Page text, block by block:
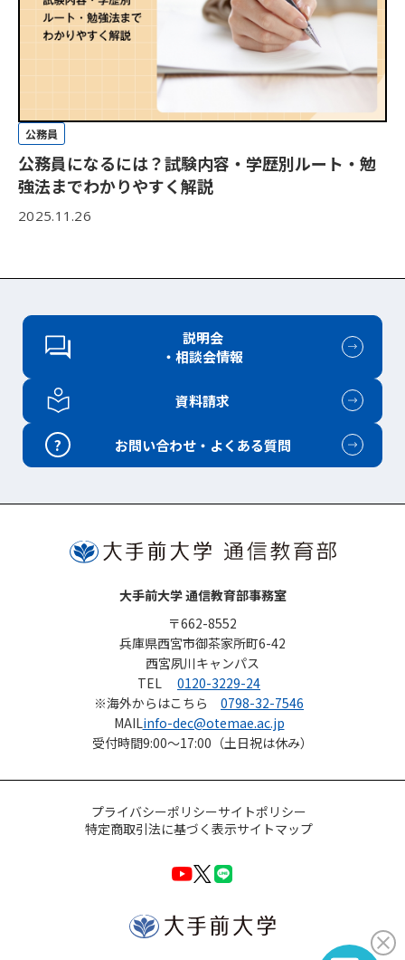
公務員
公務員になるには？試験内容・学歴別ルート・勉
強法までわかりやすく解説
2025.11.26
説明会
・相談会情報
資料請求
? お問い合わせ・よくある質問
大手前大学 通信教育部事務室
〒662-8552
兵庫県西宮市御茶家所町6-42
西宮夙川キャンパス
TEL
0120-3229-24
※海外からはこちら 0798-32-7546
MAILinfo-dec@otemae.ac.jp
受付時間9:00～17:00（土日祝は休み）
プライバシーポリシーサイトポリシー
特定商取引法に基づく表示サイトマップ